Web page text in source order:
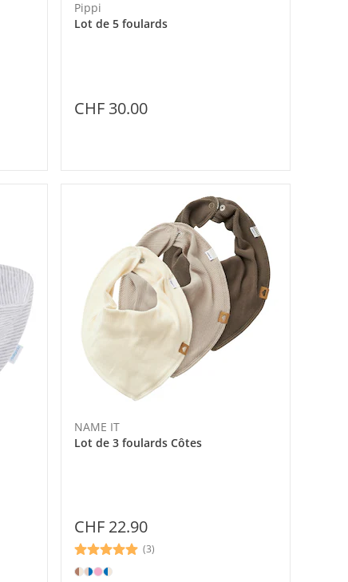
Pippi
Lot de 5 foulards
CHF 30.00
NAME IT
Lot de 3 foulards Côtes
CHF 22.90
(3)